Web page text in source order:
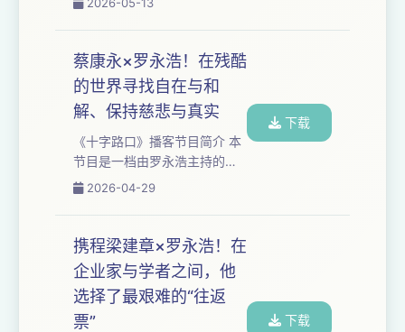
书还不上时被江湖大哥贴过威
胁门条，为莫言小说的香港版
做责任编辑造就...
的⼈物展开对话，聚焦于科技
与⼈⽂领域，讲述个体命运故
事，探讨时代发展趋势。 本期
嘉宾：李想 今天请到的嘉宾是
理想汽车的创始人——李想，
我们“十字路口”开播的第一期嘉
宾就是他。时隔两百多天，他
具身智能公司的阶段性工作，
并带来了全新的智能产品：理
想新一代的旗舰 ...
蔡康永×罗永浩！在残酷
的世界寻找自在与和
解、保持慈悲与真实
《十字路口》播客节目简介 本
节⽬是⼀档由罗永浩主持的深
度播客类节⽬，每集长达三到
的⼈物展开对话，聚焦于科技
与⼈⽂领域，讲述个体命运故
事，探讨时代发展趋势。 本期
嘉宾：蔡康永 《罗永浩的十字
路口》第二十六期。 这次请到
的嘉宾，是我的偶像，整个华
2026-04-29
下载
携程梁建章×罗永浩！在
企业家与学者之间，他
选择了最艰难的“往返
票”
下载